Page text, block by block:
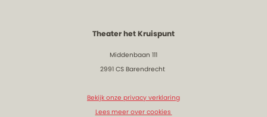
Theater het Kruispunt
Middenbaan 111
2991 CS Barendrecht
Bekijk onze privacy verklaring
Lees meer over cookies